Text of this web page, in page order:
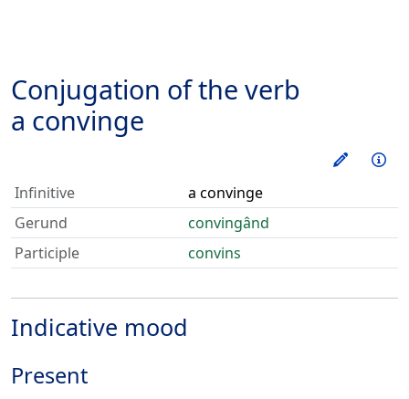
Conjugation of the verb
a convinge
Train
Infinitive
a convinge
Gerund
convingând
Participle
convins
Indicative mood
Present